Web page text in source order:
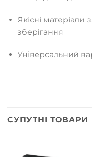
Якісні матеріали
зберігання
Універсальний
СУПУТНІ ТОВАРИ